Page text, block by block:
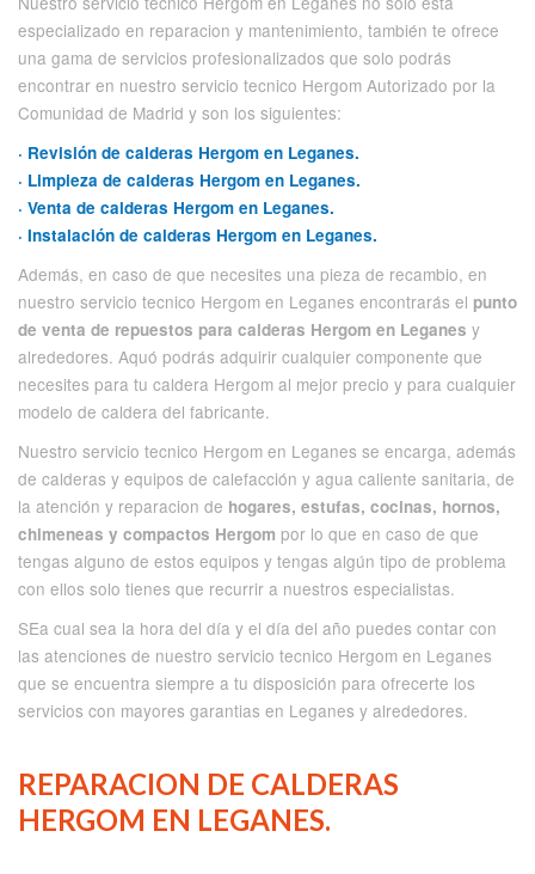
especializado en reparacion y mantenimiento, también te ofrece
una gama de servicios profesionalizados que solo podrás
encontrar en nuestro servicio tecnico Hergom Autorizado por la
Comunidad de Madrid y son los siguientes:
· Revisión de calderas Hergom en Leganes.
· Limpieza de calderas Hergom en Leganes.
· Venta de calderas Hergom en Leganes.
· Instalación de calderas Hergom en Leganes.
Además, en caso de que necesites una pieza de recambio, en
nuestro servicio tecnico Hergom en Leganes encontrarás el punto
de venta de repuestos para calderas Hergom en Leganes y
alrededores. Aquó podrás adquirir cualquier componente que
necesites para tu caldera Hergom al mejor precio y para cualquier
modelo de caldera del fabricante.
Nuestro servicio tecnico Hergom en Leganes se encarga, además
de calderas y equipos de calefacción y agua caliente sanitaria, de
la atención y reparacion de hogares, estufas, cocinas, hornos,
chimeneas y compactos Hergom por lo que en caso de que
tengas alguno de estos equipos y tengas algún tipo de problema
con ellos solo tienes que recurrir a nuestros especialistas.
SEa cual sea la hora del día y el día del año puedes contar con
las atenciones de nuestro servicio tecnico Hergom en Leganes
que se encuentra siempre a tu disposición para ofrecerte los
servicios con mayores garantias en Leganes y alrededores.
REPARACION DE CALDERAS
HERGOM EN LEGANES.